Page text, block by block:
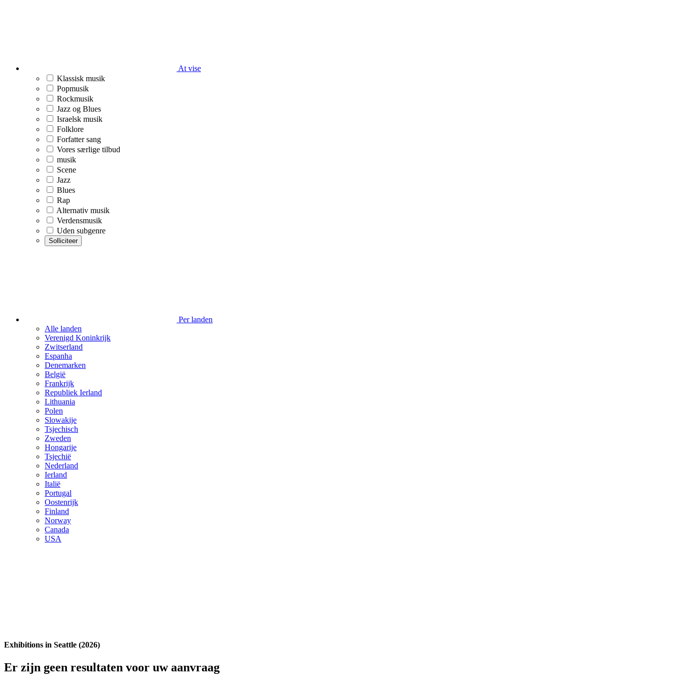
At vise
Klassisk musik
Popmusik
Rockmusik
Jazz og Blues
Israelsk musik
Folklore
Forfatter sang
Vores særlige tilbud
musik
Scene
Jazz
Blues
Rap
Alternativ musik
Verdensmusik
Uden subgenre
Solliciteer
Per landen
Alle landen
Verenigd Koninkrijk
Zwitserland
Espanha
Denemarken
België
Frankrijk
Republiek Ierland
Lithuania
Polen
Slowakije
Tsjechisch
Zweden
Hongarije
Tsjechië
Nederland
Ierland
Italië
Portugal
Oostenrijk
Finland
Norway
Canada
USA
Exhibitions in Seattle (2026)
Er zijn geen resultaten voor uw aanvraag